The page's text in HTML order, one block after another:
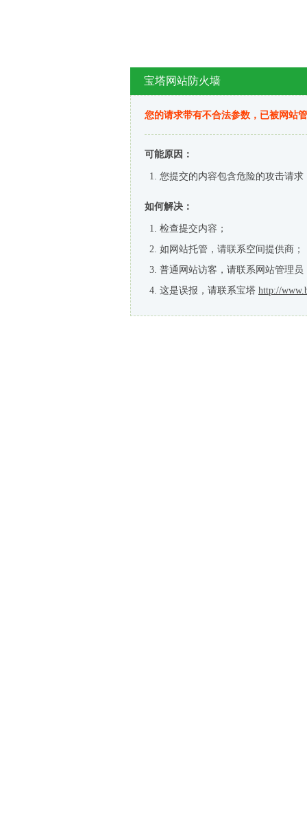
宝塔网站防火墙
您的请求带有不合法参数，已被网站
可能原因：
您提交的内容包含危险的攻击请求
如何解决：
检查提交内容；
如网站托管，请联系空间提供商；
普通网站访客，请联系网站管理员
这是误报，请联系宝塔 http://